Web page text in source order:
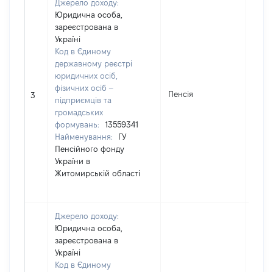
3
Джерело доходу:
Юридична особа,
зареєстрована в
Україні
Код в Єдиному
державному реєстрі
юридичних осіб,
фізичних осіб –
підприємців та
громадських
формувань:
13559341
Найменування:
ГУ
Пенсійного фонду
України в
Житомирській області
Пенсія
Джерело доходу:
Юридична особа,
зареєстрована в
Україні
Код в Єдиному